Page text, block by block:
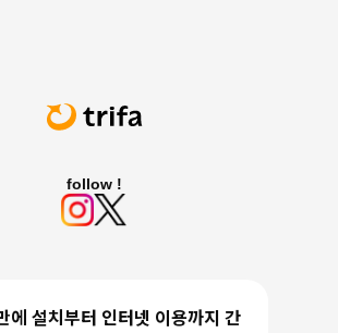
follow !
에 설치부터 인터넷 이용까지 간